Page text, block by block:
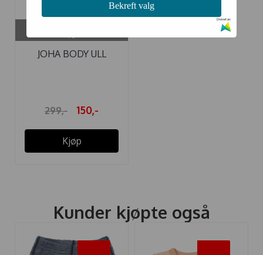
70
JOHA BODY ULL
299,- 150,-
Kjøp
Kunder kjøpte også
Bekreft valg
Drevet av